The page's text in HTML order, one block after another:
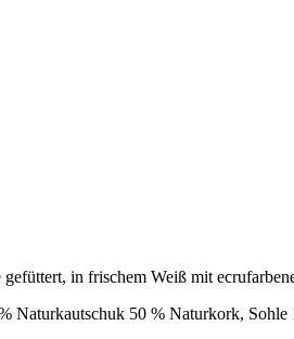
in frischem Weiß mit
Naturkautschuk 50 % Naturkork,